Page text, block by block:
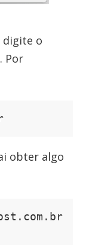
digite o
. Por
obter algo